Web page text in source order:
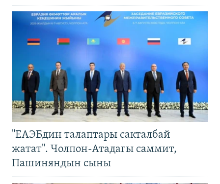
"ЕАЭБдин талаптары сакталбай
жатат". Чолпон-Атадагы саммит,
Пашиняндын сыны